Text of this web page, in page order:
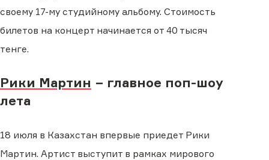
своему 17-му студийному альбому. Стоимость
билетов на концерт начинается от 40 тысяч
тенге.
Рики Мартин − главное поп-шоу
лета
18 июля в Казахстан впервые приедет Рики
Мартин. Артист выступит в рамках мирового